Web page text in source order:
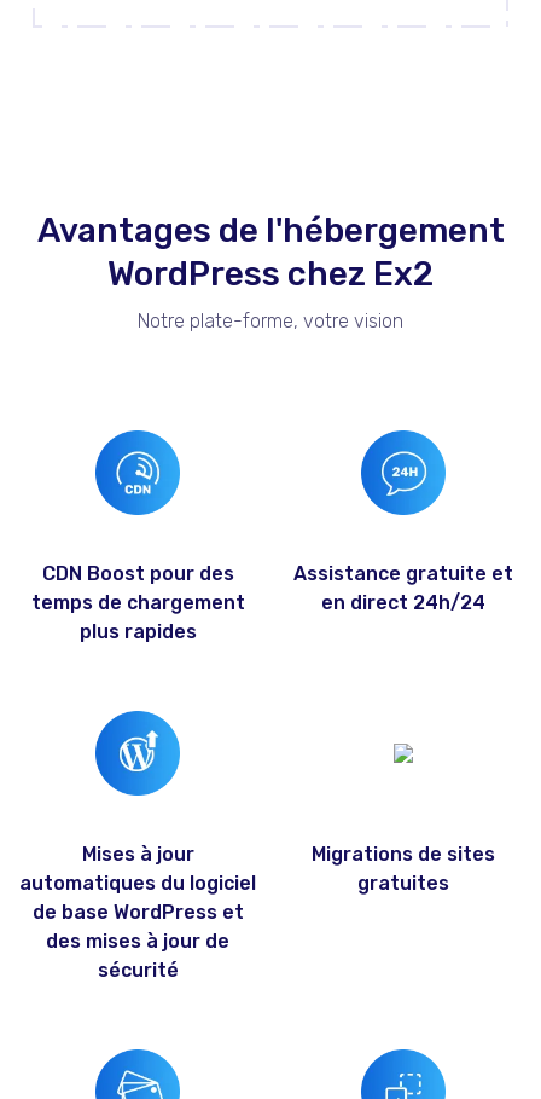
Avantages de l'hébergement
WordPress chez Ex2
Notre plate-forme, votre vision
CDN Boost pour des
temps de chargement
plus rapides
Assistance gratuite et
en direct 24h/24
Mises à jour
automatiques du logiciel
de base WordPress et
des mises à jour de
sécurité
Migrations de sites
gratuites